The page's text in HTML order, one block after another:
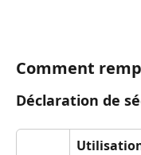
Comment
Déclaration de